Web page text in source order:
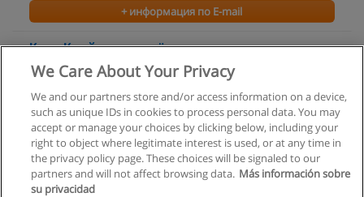
+ информация по E-mail
Курс Кройка и шитьё
НОУ «Международный Центр Профессионального
+ информация по E-mail
We Care About Your Privacy
We and our partners store and/or access information on a device,
such as unique IDs in cookies to process personal data. You may
accept or manage your choices by clicking below, including your
right to object where legitimate interest is used, or at any time in
the privacy policy page. These choices will be signaled to our
partners and will not affect browsing data. Más información sobre
su privacidad